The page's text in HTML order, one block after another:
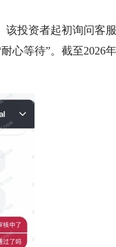
该投资者起初询问客
心等待”。截至2026